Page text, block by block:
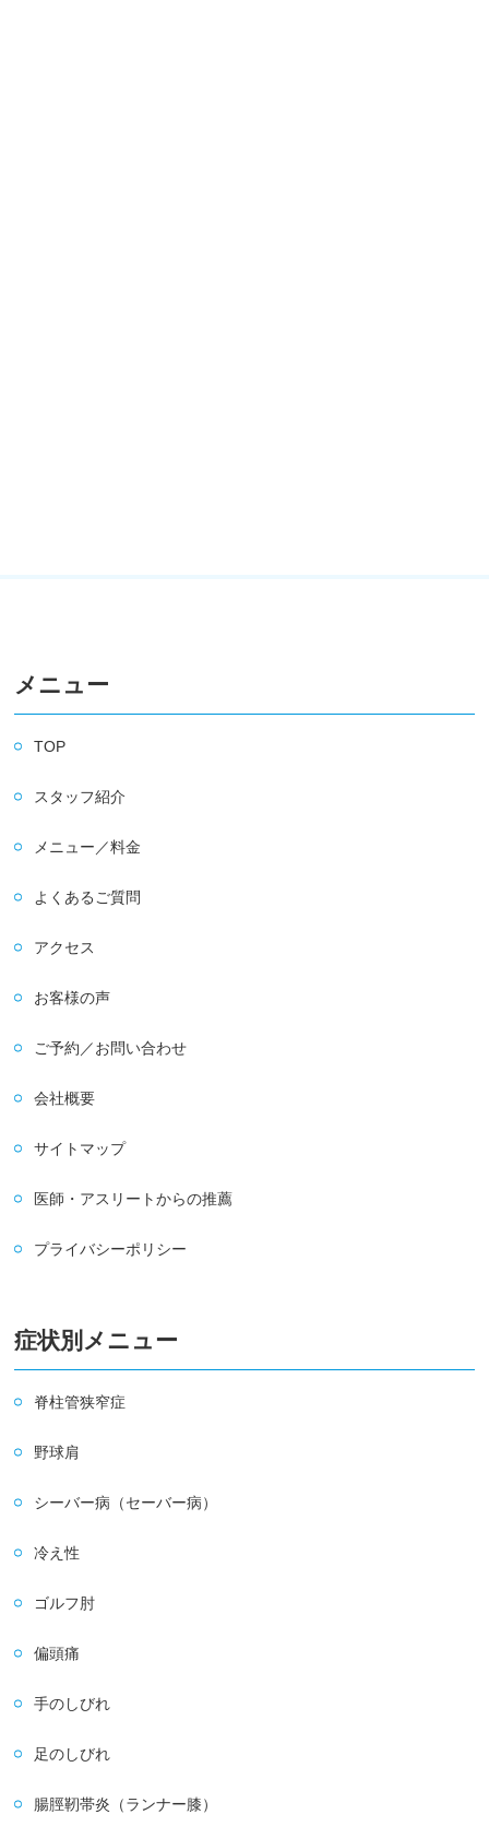
メニュー
TOP
スタッフ紹介
メニュー／料金
よくあるご質問
アクセス
お客様の声
ご予約／お問い合わせ
会社概要
サイトマップ
医師・アスリートからの推薦
プライバシーポリシー
症状別メニュー
脊柱管狭窄症
野球肩
シーバー病（セーバー病）
冷え性
ゴルフ肘
偏頭痛
手のしびれ
足のしびれ
腸脛靭帯炎（ランナー膝）